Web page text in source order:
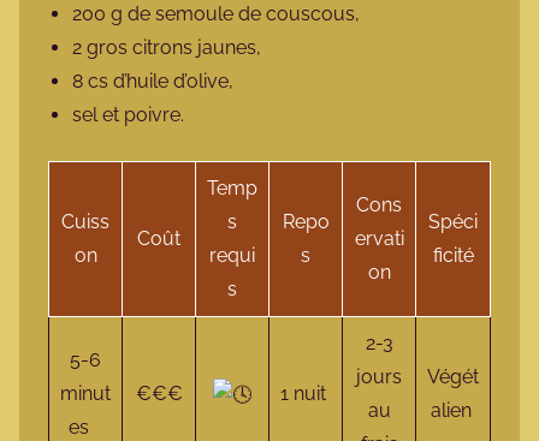
200 g de semoule de couscous,
2 gros citrons jaunes,
8 cs d’huile d’olive,
sel et poivre.
Cuiss
on
Coût
Temp
s
requi
s
Repo
s
Cons
ervati
on
Spéci
ficité
5-6
minut
es
€€€ 1 nuit
2-3
jours
au
Végét
alien